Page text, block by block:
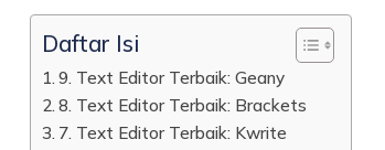
Daftar Isi
9. Text Editor Terbaik: Geany
8. Text Editor Terbaik: Brackets
7. Text Editor Terbaik: Kwrite